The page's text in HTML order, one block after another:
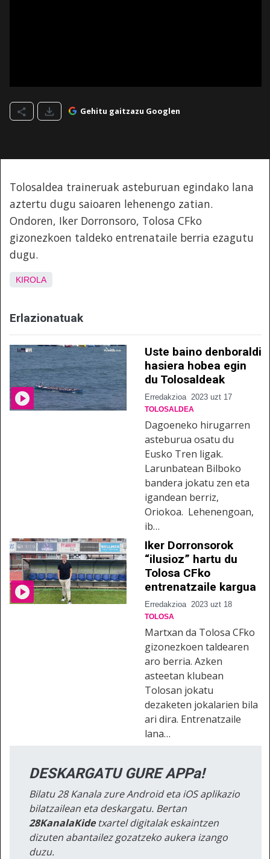
Gehitu gaitzazu Googlen
Tolosaldea traineruak asteburuan egindako lana
aztertu dugu saioaren lehenengo zatian.
Ondoren, Iker Dorronsoro, Tolosa CFko
gizonezkoen taldeko entrenataile berria ezagutu
dugu.
KIROLA
Erlazionatuak
Uste baino denboraldi
hasiera hobea egin
du Tolosaldeak
Erredakzioa 2023 uzt 17
TOLOSALDEA
Dagoeneko hirugarren
asteburua osatu du
Eusko Tren ligak.
Larunbatean Bilboko
bandera jokatu zen eta
igandean berriz,
Oriokoa. Lehenengoan,
ib…
Iker Dorronsorok
“ilusioz” hartu du
Tolosa CFko
entrenatzaile kargua
Erredakzioa 2023 uzt 18
TOLOSA
Martxan da Tolosa CFko
gizonezkoen taldearen
aro berria. Azken
asteetan klubean
Tolosan jokatu
dezaketen jokalarien bila
ari dira. Entrenatzaile
lana…
DESKARGATU GURE APPa!
Bilatu 28 Kanala zure Android eta iOS aplikazio
bilatzailean eta deskargatu. Bertan
28KanalaKidetxartel digitalak eskaintzen
dizuten abantailez gozatzeko aukera izango
duzu.